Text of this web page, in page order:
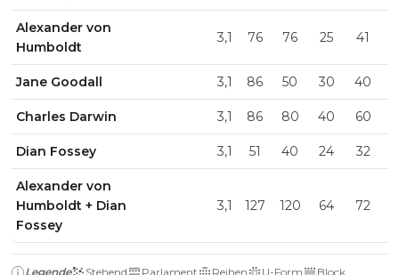
Alexander von
Humboldt
3,1 76 76 25 41
Jane Goodall 3,1 86 50 30 40
Charles Darwin 3,1 86 80 40 60
Dian Fossey 3,1 51 40 24 32
Alexander von
Humboldt + Dian
Fossey
3,1 127 120 64 72
Legende Stehend Parlament Reihen U-Form
Block